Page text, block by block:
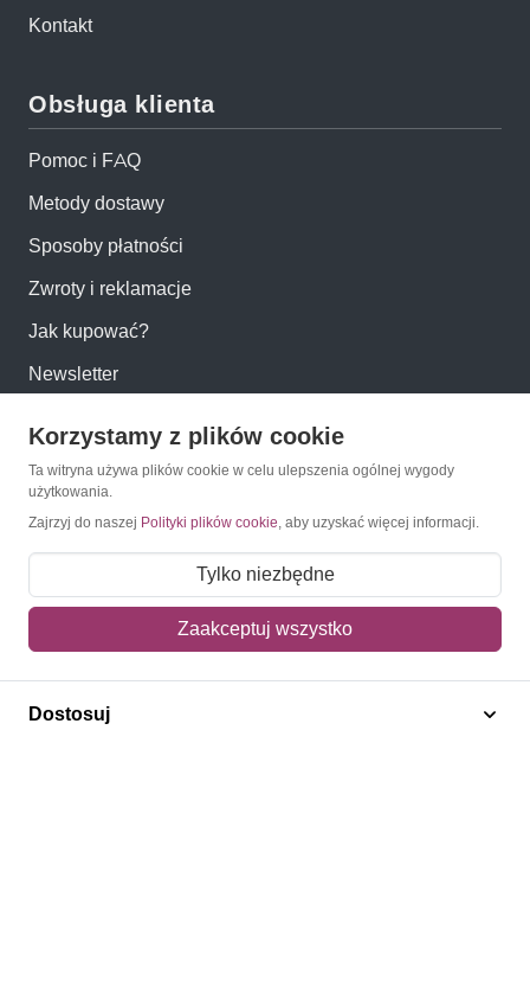
Kontakt
Obsługa klienta
Pomoc i FAQ
Metody dostawy
Sposoby płatności
Zwroty i reklamacje
Jak kupować?
Newsletter
Konto
Moje zamówienia
Mój koszyk
Polecamy
Korzystamy z plików cookie
Ta witryna używa plików cookie w celu ulepszenia ogólnej wygody
użytkowania.
Zajrzyj do naszej Polityki plików cookie, aby uzyskać więcej informacji.
Tylko niezbędne
Zaakceptuj wszystko
Dostosuj